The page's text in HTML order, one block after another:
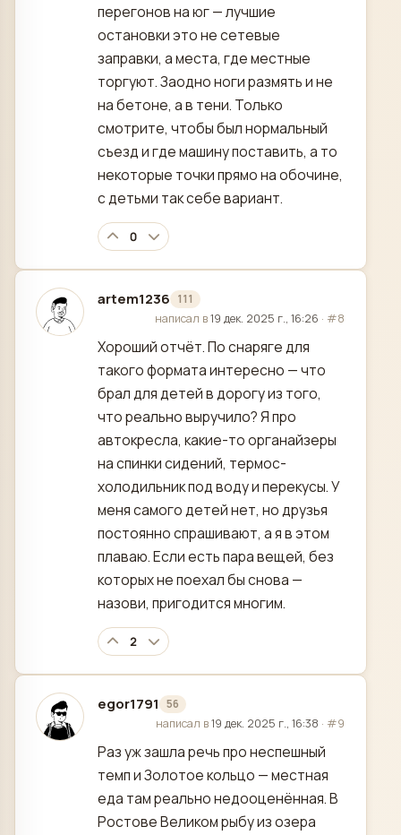
перегонов на юг — лучшие
остановки это не сетевые
заправки, а места, где местные
торгуют. Заодно ноги размять и не
на бетоне, а в тени. Только
смотрите, чтобы был нормальный
съезд и где машину поставить, а то
некоторые точки прямо на обочине,
с детьми так себе вариант.
0
artem1236 111
отредактировано
написал в19 дек. 2025 г., 16:26 · #8
Хороший отчёт. По снаряге для
такого формата интересно — что
брал для детей в дорогу из того,
что реально выручило? Я про
автокресла, какие-то органайзеры
на спинки сидений, термос-
холодильник под воду и перекусы. У
меня самого детей нет, но друзья
постоянно спрашивают, а я в этом
плаваю. Если есть пара вещей, без
которых не поехал бы снова —
назови, пригодится многим.
2
egor1791 56
отредактировано
написал в19 дек. 2025 г., 16:38 · #9
Раз уж зашла речь про неспешный
темп и Золотое кольцо — местная
еда там реально недооценённая. В
Ростове Великом рыбу из озера